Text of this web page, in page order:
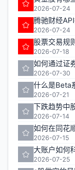
2026-07-24
腾驰财经
2026-07-24
股票交易规
2026-07-18
如何通过证
2026-07-30
什么是Beta
2026-07-21
下跌趋势中
2026-07-14
如何在同花
2026-07-15
大账户如何
2026-07-25